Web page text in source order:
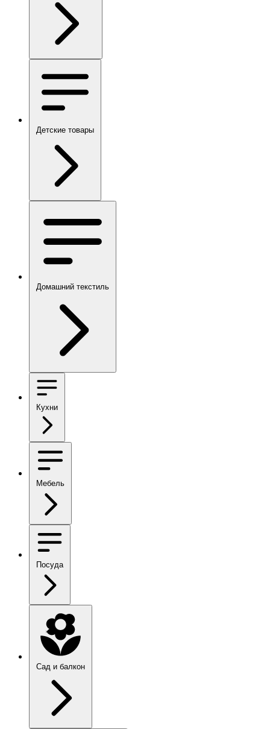
Детские товары
Домашний текстиль
Кухни
Мебель
Посуда
Сад и балкон